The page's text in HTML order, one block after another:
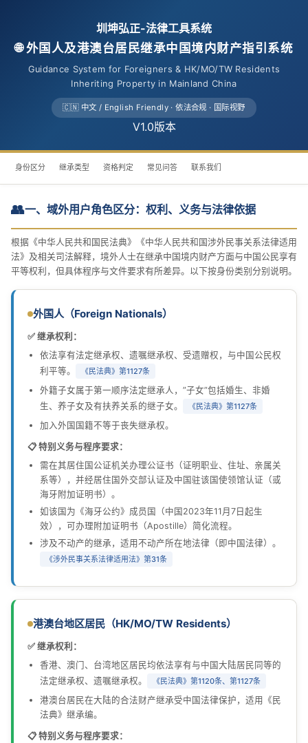
圳坤弘正-法律工具系统
🌐 外国人及港澳台居民继承中国境内财产指引系统
Guidance System for Foreigners & HK/MO/TW Residents
Inheriting Property in Mainland China
🇨🇳 中文 / English Friendly · 依法合规 · 国际视野
V1.0版本
身份区分 继承类型 资格判定 常见问答 联系我们
👥一、域外用户角色区分：权利、义务与法律依据
根据《中华人民共和国民法典》《中华人民共和国涉外民事关系法律适用
法》及相关司法解释，境外人士在继承中国境内财产方面与中国公民享有
平等权利，但具体程序与文件要求有所差异。以下按身份类别分别说明。
外国人（Foreign Nationals）
✅ 继承权利：
依法享有法定继承权、遗嘱继承权、受遗赠权，与中国公民权
利平等。
《民法典》第1127条
外籍子女属于第一顺序法定继承人，”子女”包括婚生、非婚
生、养子女及有扶养关系的继子女。
《民法典》第1127条
加入外国国籍不等于丧失继承权。
📋 特别义务与程序要求：
需在其居住国公证机关办理公证书（证明职业、住址、亲属关
系等），并经居住国外交部认证及中国驻该国使领馆认证（或
海牙附加证明书）。
如该国为《海牙公约》成员国（中国2023年11月7日起生
效），可办理附加证明书（Apostille）简化流程。
涉及不动产的继承，适用不动产所在地法律（即中国法律）。
《涉外民事关系法律适用法》第31条
港澳台地区居民（HK/MO/TW Residents）
✅ 继承权利：
香港、澳门、台湾地区居民均依法享有与中国大陆居民同等的
法定继承权、遗嘱继承权。
《民法典》第1120条、第1127条
港澳台居民在大陆的合法财产继承受中国法律保护，适用《民
法典》继承编。
📋 特别义务与程序要求：